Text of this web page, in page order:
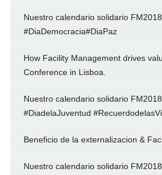
Nuestro calendario solidario
#DiaDemocracia#DiaPaz
How Facility Management drives
Conference in Lisboa.
Nuestro calendario solidario
#DiadelaJuventud
Beneficio de la externalizacion &
Nuestro calendario solidario